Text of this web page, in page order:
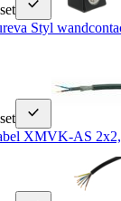
Styl
XMVK-AS